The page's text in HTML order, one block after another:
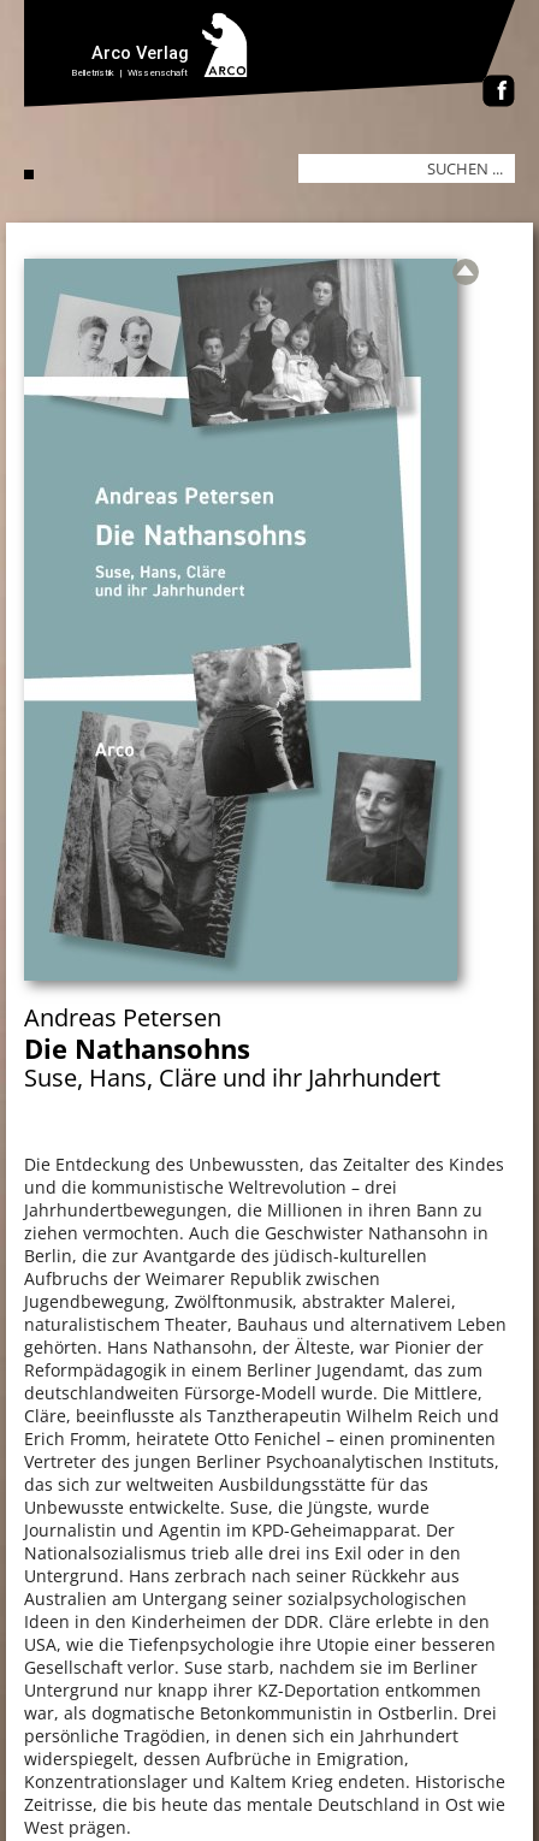
Andreas Petersen
Die Nathansohns
Suse, Hans, Cläre und ihr Jahrhundert
Die Entdeckung des Unbewussten, das Zeitalter des Kindes
und die kommunistische Weltrevolution – drei
Jahrhundertbewegungen, die Millionen in ihren Bann zu
ziehen vermochten. Auch die Geschwister Nathansohn in
Berlin, die zur Avantgarde des jüdisch-kulturellen
Aufbruchs der Weimarer Republik zwischen
Jugendbewegung, Zwölftonmusik, abstrakter Malerei,
naturalistischem Theater, Bauhaus und alternativem Leben
gehörten. Hans Nathansohn, der Älteste, war Pionier der
Reformpädagogik in einem Berliner Jugendamt, das zum
deutschlandweiten Fürsorge-Modell wurde. Die Mittlere,
Cläre, beeinflusste als Tanztherapeutin Wilhelm Reich und
Erich Fromm, heiratete Otto Fenichel – einen prominenten
Vertreter des jungen Berliner Psychoanalytischen Instituts,
das sich zur weltweiten Ausbildungsstätte für das
Unbewusste entwickelte. Suse, die Jüngste, wurde
Journalistin und Agentin im KPD-Geheimapparat. Der
Nationalsozialismus trieb alle drei ins Exil oder in den
Untergrund. Hans zerbrach nach seiner Rückkehr aus
Australien am Untergang seiner sozialpsychologischen
Ideen in den Kinderheimen der DDR. Cläre erlebte in den
USA, wie die Tiefenpsychologie ihre Utopie einer besseren
Gesellschaft verlor. Suse starb, nachdem sie im Berliner
Untergrund nur knapp ihrer KZ-Deportation entkommen
war, als dogmatische Betonkommunistin in Ostberlin. Drei
persönliche Tragödien, in denen sich ein Jahrhundert
widerspiegelt, dessen Aufbrüche in Emigration,
Konzentrationslager und Kaltem Krieg endeten. Historische
Zeitrisse, die bis heute das mentale Deutschland in Ost wie
West prägen.